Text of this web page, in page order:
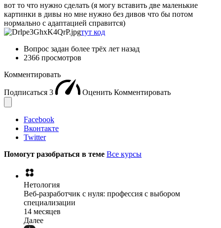
вот то что нужно сделать (я могу вставить две маленькие
картинки в дивы но мне нужно без дивов что бы потом
нормально с адаптацией справится)
тут код
Вопрос задан более трёх лет назад
2366 просмотров
Комментировать
Подписаться 3 Оценить Комментировать
Facebook
Вконтакте
Twitter
Помогут разобраться в теме Все курсы
Нетология
Веб-разработчик с нуля: профессия с выбором
специализации
14 месяцев
Далее